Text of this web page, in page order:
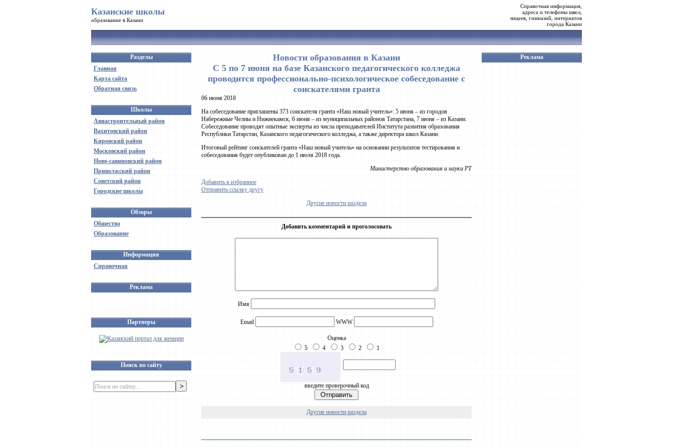
Казанские школы
образование в Казани
Справочная информация,
адреса и телефоны школ,
лицеев, гимназий, интернатов
города Казани
Разделы
Главная
Карта сайта
Обратная связь
Школы
Авиастроительный район
Вахитовский район
Кировский район
Московский район
Ново-савиновский район
Приволжский район
Советский район
Городские школы
Обзоры
Общество
Образование
Информация
Справочная
Реклама
Партнеры
Поиск по сайту
Новости образования в Казани
С 5 по 7 июня на базе Казанского педагогического колледжа
проводится профессионально-психологическое собеседование с
соискателями гранта
06 июня 2018
На собеседование приглашены 373 соискателя гранта «Наш новый учитель»: 5 июня – из городов
Набережные Челны и Нижнекамск, 6 июня – из муниципальных районов Татарстана, 7 июня – из Казани.
Собеседование проводят опытные эксперты из числа преподавателей Института развития образования
Республики Татарстан, Казанского педагогического колледжа, а также директора школ Казани.
Итоговый рейтинг соискателей гранта «Наш новый учитель» на основании результатов тестирования и
собеседования будет опубликован до 1 июля 2018 года.
Министерство образования и науки РТ
Добавить в избранное
Отправить ссылку другу
Другие новости раздела
Добавить комментарий и проголосовать
Имя
Email WWW
Оценка
5
4 3 2 1
введите проверочный код
Другие новости раздела
Реклама